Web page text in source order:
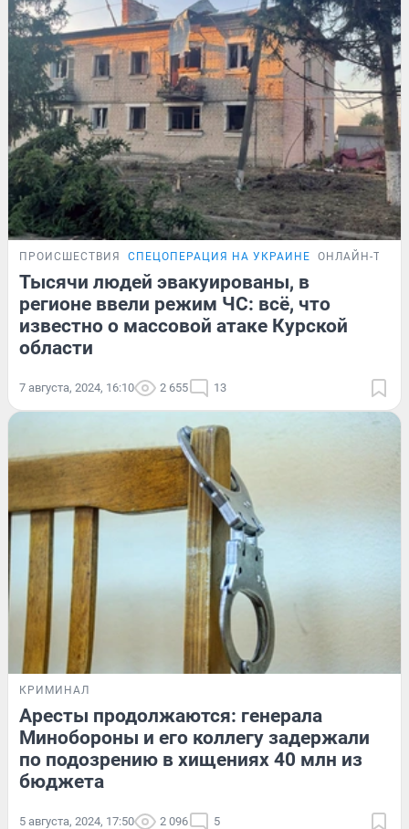
ПРОИСШЕСТВИЯ СПЕЦОПЕРАЦИЯ НА УКРАИНЕ ОНЛАЙН-
Тысячи людей эвакуированы, в
регионе ввели режим ЧС: всё, что
известно о массовой атаке Курской
области
7 августа, 2024, 16:10 2 655 13
КРИМИНАЛ
Аресты продолжаются: генерала
Минобороны и его коллегу задержали
по подозрению в хищениях 40 млн из
бюджета
5 августа, 2024, 17:50 2 096 5